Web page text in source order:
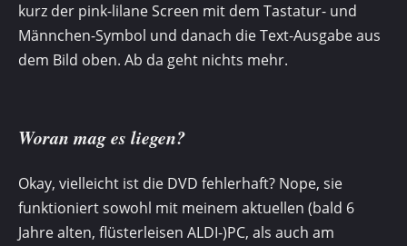
kurz der pink-lilane Screen mit dem Tastatur- und
Männchen-Symbol und danach die Text-Ausgabe aus
dem Bild oben. Ab da geht nichts mehr.
Woran mag es liegen?
Okay, vielleicht ist die DVD fehlerhaft? Nope, sie
funktioniert sowohl mit meinem aktuellen (bald 6
Jahre alten, flüsterleisen ALDI-)PC, als auch am